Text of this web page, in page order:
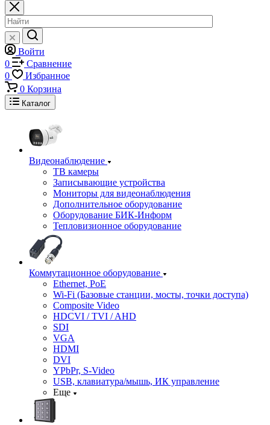
Войти
0
Сравнение
0
Избранное
0 Корзина
Каталог
Видеонаблюдение
ТВ камеры
Записывающие устройства
Мониторы для видеонаблюдения
Дополнительное оборудование
Оборудование БИК-Информ
Тепловизионное оборудование
Коммутационное оборудование
Ethernet, PoE
Wi-Fi (Базовые станции, мосты, точки доступа)
Composite Video
HDCVI / TVI / AHD
SDI
VGA
HDMI
DVI
YPbPr, S-Video
USB, клавиатура/мышь, ИК управление
Еще